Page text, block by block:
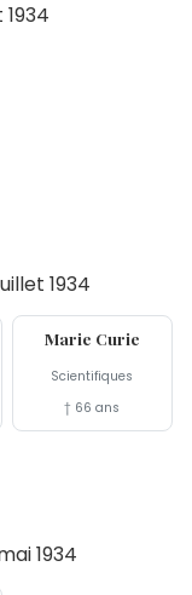
1934
Marie Curie
Scientifiques
† 66 ans
1934